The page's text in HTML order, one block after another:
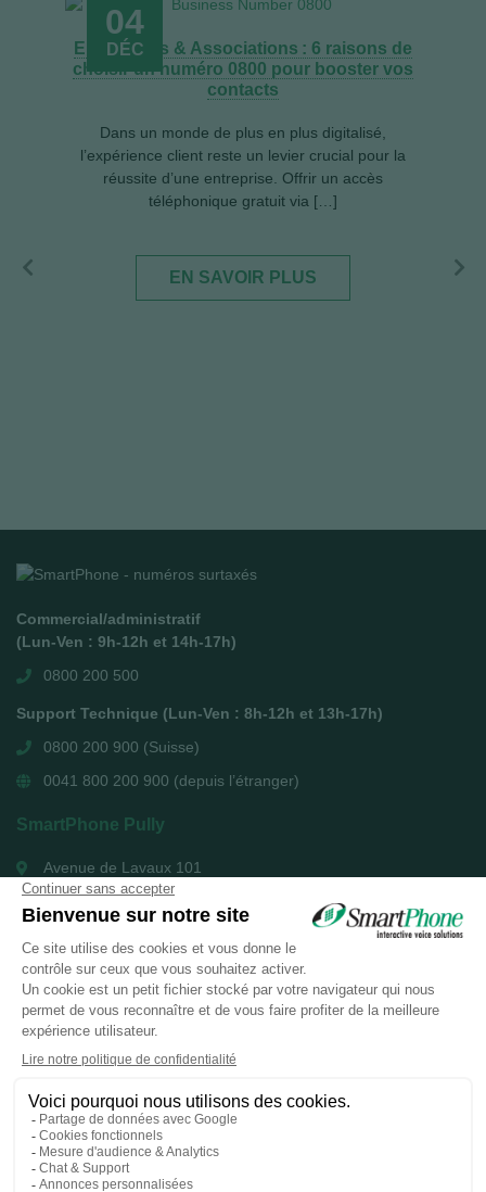
04
DÉC
Entreprises & Associations : 6 raisons de
choisir un numéro 0800 pour booster vos
contacts
Dans un monde de plus en plus digitalisé,
l’expérience client reste un levier crucial pour la
réussite d’une entreprise. Offrir un accès
téléphonique gratuit via […]
EN SAVOIR PLUS
Commercial/administratif
(Lun-Ven : 9h-12h et 14h-17h)
0800 200 500
Support Technique (Lun-Ven : 8h-12h et 13h-17h)
0800 200 900 (Suisse)
0041 800 200 900 (depuis l’étranger)
SmartPhone Pully
Avenue de Lavaux 101
1009 Pully
+41 21 721 51 51
SmartPhone Genève
Rue Eugène Marziano 15
1227 les Acacias
+41 22 879 84 84
SmartPhone Bâle
St. Alban-Anlage 44
4052 Bâle